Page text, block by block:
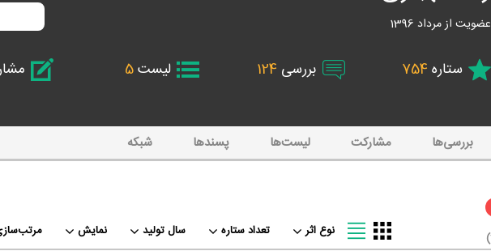
عضویت از مرداد 1396
ستاره 754 بررسی 124 لیست5
بررسی‌ها مشارکت لیست‌ها پسند‌ها شبکه
نمایش سال تولید تعداد ستاره نوع اثر